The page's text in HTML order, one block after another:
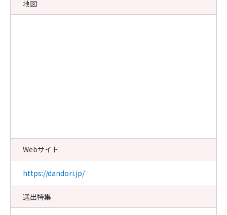
地図
Webサイト
https://dandori.jp/
選出特集